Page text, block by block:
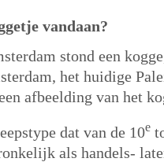
vandaan?
stond een
het huidige
afbeelding van het
dat van de 10e
als handels-